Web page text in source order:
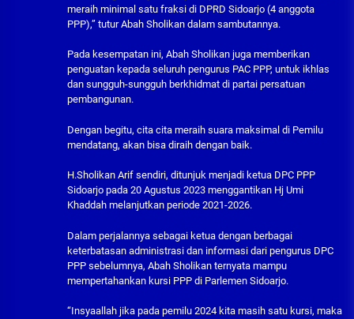
meraih minimal satu fraksi di DPRD Sidoarjo (4 anggota
PPP),” tutur Abah Sholikan dalam sambutannya.
Pada kesempatan ini, Abah Sholikan juga memberikan
penguatan kepada seluruh pengurus PAC PPP, untuk ikhlas
dan sungguh-sungguh berkhidmat di partai persatuan
pembangunan.
Dengan begitu, cita cita meraih suara maksimal di Pemilu
mendatang, akan bisa diraih dengan baik.
H.Sholikan Arif sendiri, ditunjuk menjadi ketua DPC PPP
Sidoarjo pada 20 Agustus 2023 menggantikan Hj Umi
Khaddah melanjutkan periode 2021-2026.
Dalam perjalannya sebagai ketua dengan berbagai
keterbatasan administrasi dan informasi dari pengurus DPC
PPP sebelumnya, Abah Sholikan ternyata mampu
mempertahankan kursi PPP di Parlemen Sidoarjo.
“Insyaallah jika pada pemilu 2024 kita masih satu kursi, maka